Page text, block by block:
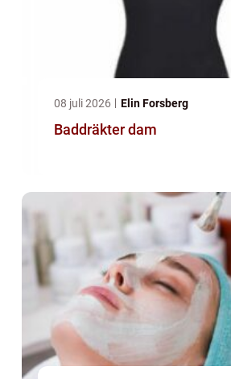
08 juli 2026 Elin Forsberg
Baddräkter dam